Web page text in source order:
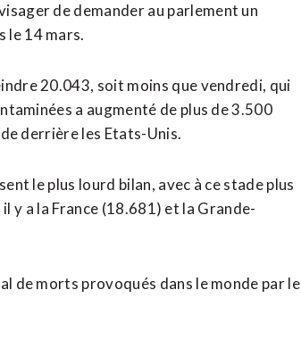
de demander au parlement un
le 14 mars.
20.043, soit moins que vendredi, qui
a augmenté de plus de 3.500
derrière les Etats-Unis.
le plus lourd bilan, avec à ce stade plus
y a la France (18.681) et la Grande-
de morts provoqués dans le monde par le